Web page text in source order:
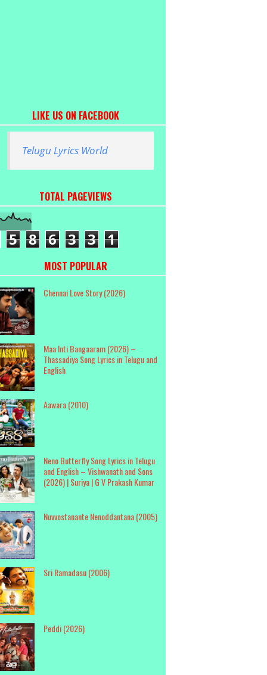
LIKE US ON FACEBOOK
Telugu Lyrics World
TOTAL PAGEVIEWS
5 8 6 3 3 1
MOST POPULAR
Chennai Love Story (2026)
Maa Inti Bangaaram (2026) –
Thassadiya Song Lyrics in Telugu and
English
Aawara (2010)
Neno Butterfly Song Lyrics in Telugu
and English – Vishwanath and Sons
(2026) | Suriya | G V Prakash Kumar
Nuvvostanante Nenoddantana (2005)
Sri Ramadasu (2006)
Peddi (2026)